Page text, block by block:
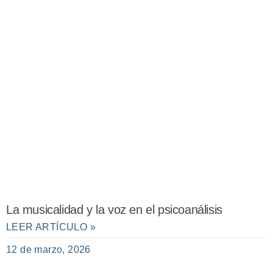
La musicalidad y la voz en el psicoanálisis
LEER ARTÍCULO »
12 de marzo, 2026